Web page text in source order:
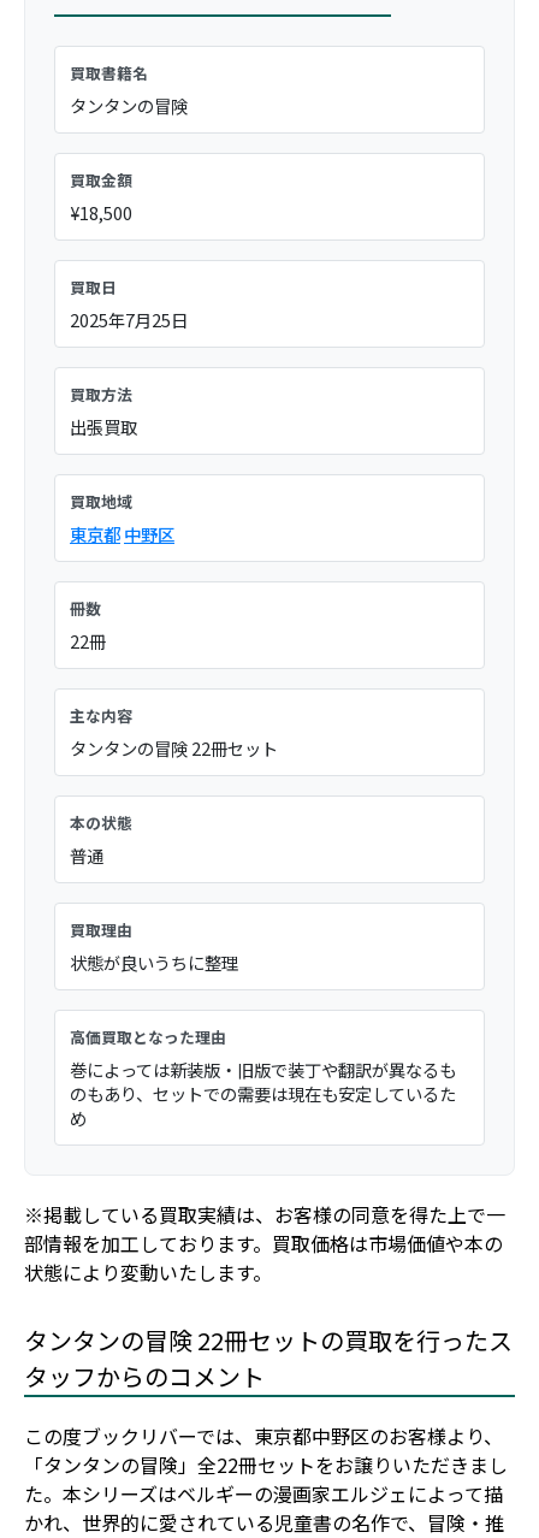
買取書籍名
タンタンの冒険
買取金額
¥18,500
買取日
2025年7月25日
買取方法
出張買取
買取地域
東京都中野区
冊数
22冊
主な内容
タンタンの冒険 22冊セット
本の状態
普通
買取理由
状態が良いうちに整理
高価買取となった理由
巻によっては新装版・旧版で装丁や翻訳が異なるも
のもあり、セットでの需要は現在も安定しているた
め
※掲載している買取実績は、お客様の同意を得た上で一
部情報を加工しております。買取価格は市場価値や本の
状態により変動いたします。
タンタンの冒険 22冊セットの買取を行ったス
タッフからのコメント
この度ブックリバーでは、東京都中野区のお客様より、
「タンタンの冒険」全22冊セットをお譲りいただきまし
た。本シリーズはベルギーの漫画家エルジェによって描
かれ、世界的に愛されている児童書の名作で、冒険・推